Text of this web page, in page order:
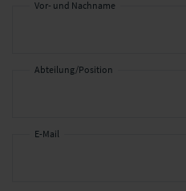
Vor- und Nachname
Abteilung/Position
E-Mail